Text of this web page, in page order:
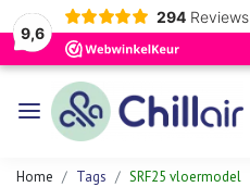
9,6
294 Reviews
Home Tags SRF25 vloermodel